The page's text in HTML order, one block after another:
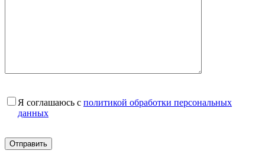
Я соглашаюсь с политикой обработки персональных
данных